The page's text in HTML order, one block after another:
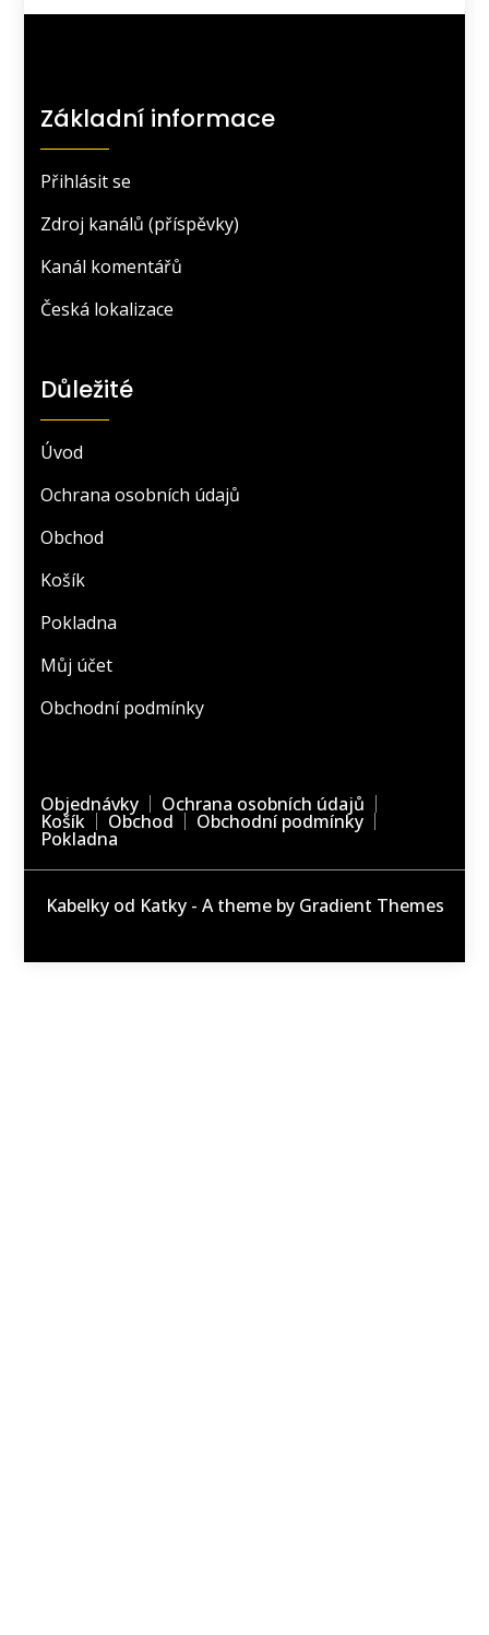
Základní informace
Přihlásit se
Zdroj kanálů (příspěvky)
Kanál komentářů
Česká lokalizace
Důležité
Úvod
Ochrana osobních údajů
Obchod
Košík
Pokladna
Můj účet
Obchodní podmínky
Objednávky Ochrana osobních údajů
Košík Obchod Obchodní podmínky
Pokladna
Kabelky od Katky - A theme by Gradient Themes